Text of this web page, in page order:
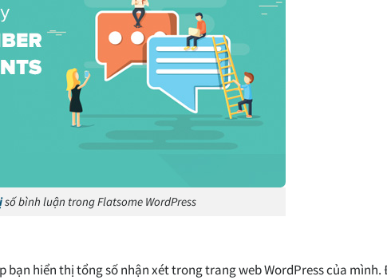
số bình luận trong Flatsome WordPress
bạn hiển thị tổng số nhận xét trong trang web WordPress của mình.